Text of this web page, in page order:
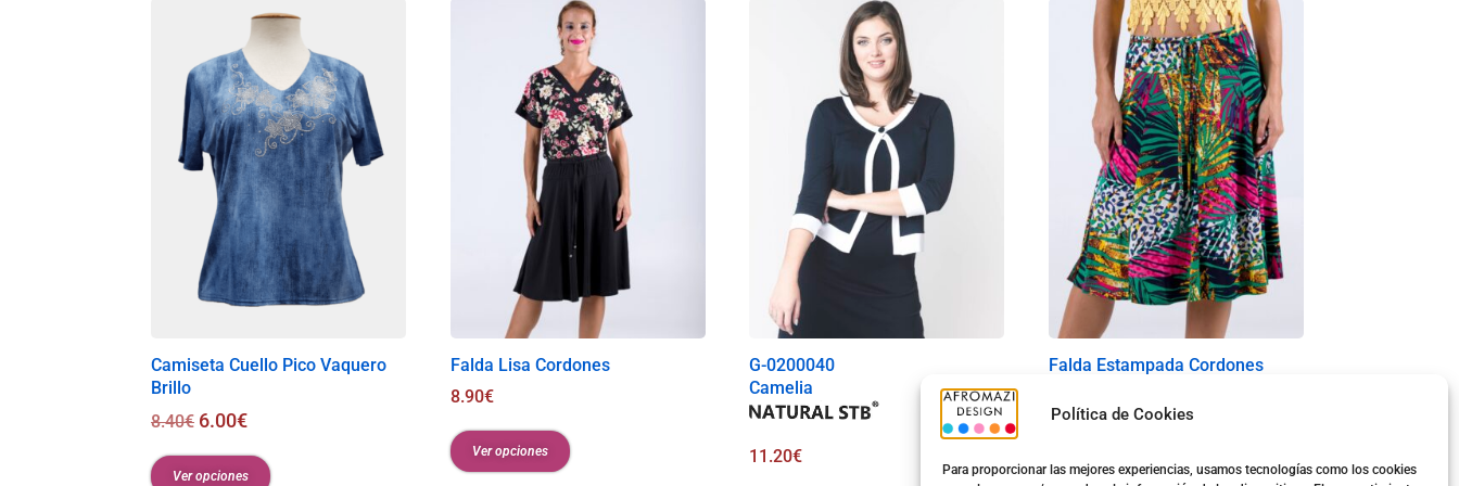
Política de Cookies
Para proporcionar las mejores experiencias, usamos tecnologías como los cookies
Camiseta Cuello Pico Vaquero
Brillo
8.40€ 6.00€
Ver opciones
Falda Lisa Cordones
8.90€
Ver opciones
G-0200040
Camelia
11.20€
Falda Estampada Cordones